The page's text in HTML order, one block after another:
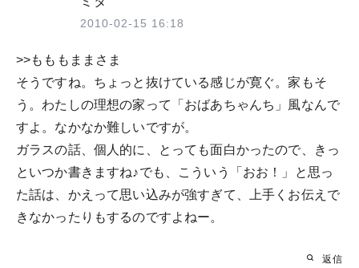
2010-02-15 16:18
>>もももままさま
そうですね。ちょっと抜けている感じが寛ぐ。家もそ
う。わたしの理想の家って「おばあちゃんち」風なんで
すよ。なかなか難しいですが。
ガラスの話、個人的に、とっても面白かったので、きっ
といつか書きますね♪でも、こういう「おお！」と思っ
た話は、かえって思い込みが強すぎて、上手くお伝えで
きなかったりもするのですよねー。
返信